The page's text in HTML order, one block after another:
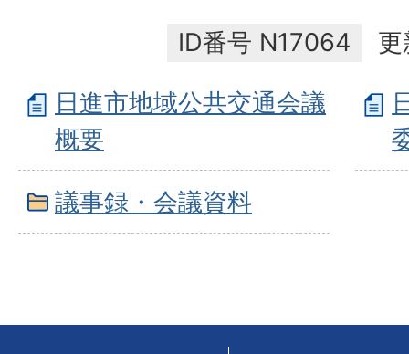
ID番号 N17064
日進市地域公共交通会議
概要
議事録・会議資料